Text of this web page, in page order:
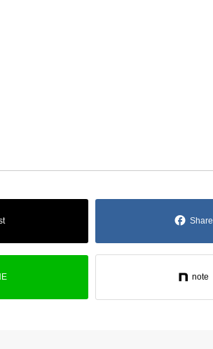
Share
note